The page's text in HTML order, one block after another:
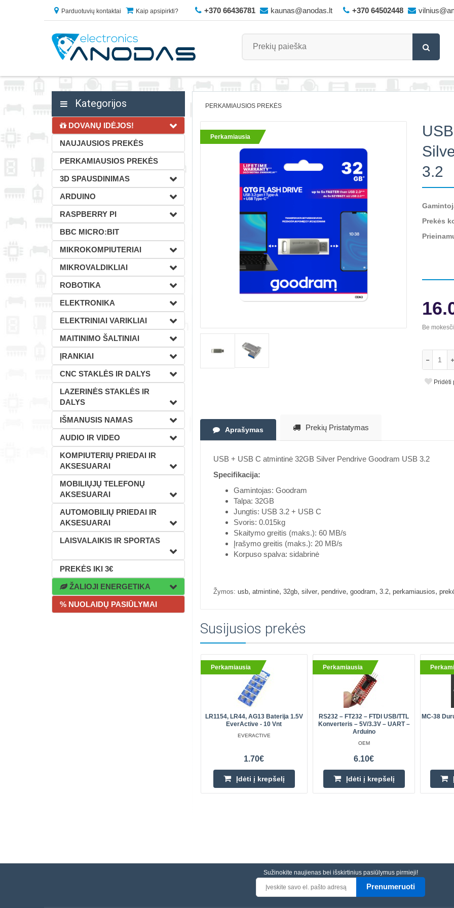
Parduotuvių kontaktai Kaip apsipirkti? +370 66436781 kaunas@anodas.lt +370 64502448
Kategorijos
DOVANŲ IDĖJOS!
NAUJAUSIOS PREKĖS
PERKAMIAUSIOS PREKĖS
3D SPAUSDINIMAS
ARDUINO
RASPBERRY PI
BBC MICRO:BIT
MIKROKOMPIUTERIAI
MIKROVALDIKLIAI
ROBOTIKA
ELEKTRONIKA
ELEKTRINIAI VARIKLIAI
MAITINIMO ŠALTINIAI
ĮRANKIAI
CNC STAKLĖS IR DALYS
LAZERINĖS STAKLĖS IR
DALYS
IŠMANUSIS NAMAS
AUDIO IR VIDEO
KOMPIUTERIŲ PRIEDAI IR
AKSESUARAI
MOBILIŲJŲ TELEFONŲ
AKSESUARAI
AUTOMOBILIŲ PRIEDAI IR
AKSESUARAI
LAISVALAIKIS IR SPORTAS
PREKĖS IKI 3€
ŽALIOJI ENERGETIKA
% NUOLAIDŲ PASIŪLYMAI
PERKAMIAUSIOS PREKĖS
Perkamiausia
3.2
Prekės
Be
Pridėti
Aprašymas Prekių Pristatymas
USB + USB C atmintinė 32GB Silver Pendrive Goodram USB 3.2
Specifikacija:
Gamintojas: Goodram
Talpa: 32GB
Jungtis: USB 3.2 + USB C
Svoris: 0.015kg
Skaitymo greitis (maks.): 60 MB/s
Įrašymo greitis (maks.): 20 MB/s
Korpuso spalva: sidabrinė
Žymos: usb, atmintinė, 32gb, silver, pendrive, goodram, 3.2, perkamiausios,
Susijusios prekės
Perkamiausia
LR1154, LR44, AG13 Baterija 1.5V
EverActive - 10 Vnt
EVERACTIVE
1.70€
Įdėti į krepšelį
Perkamiausia
RS232 – FT232 – FTDI USB/TTL
Konverteris – 5V/3.3V – UART –
Arduino
OEM
6.10€
Įdėti į krepšelį
MC-38
Sužinokite naujienas bei išskirtinius pasiūlymus pirmieji!
Prenumeruoti